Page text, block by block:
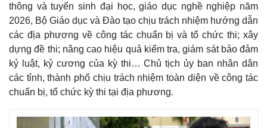
thông và tuyển sinh đại học, giáo dục nghề nghiệp năm
2026, Bộ Giáo dục và Đào tạo chịu trách nhiệm hướng dẫn
các địa phương về công tác chuẩn bị và tổ chức thi; xây
dựng đề thi; nâng cao hiệu quả kiểm tra, giám sát bảo đảm
kỷ luật, kỷ cương của kỳ thi… Chủ tịch ủy ban nhân dân
các tỉnh, thành phố chịu trách nhiệm toàn diện về công tác
chuẩn bị, tổ chức kỳ thi tại địa phương.